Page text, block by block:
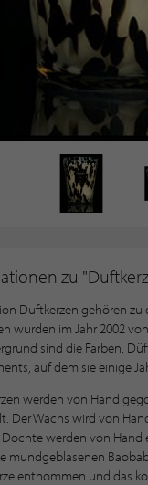
zu
Duftkerzen gehören
wurden im Jahr 2002
sind die Farben,
auf dem sie einige
werden von Hand
Der Wachs wird von
werden von Hand
mundgeblasenen
entnommen und das